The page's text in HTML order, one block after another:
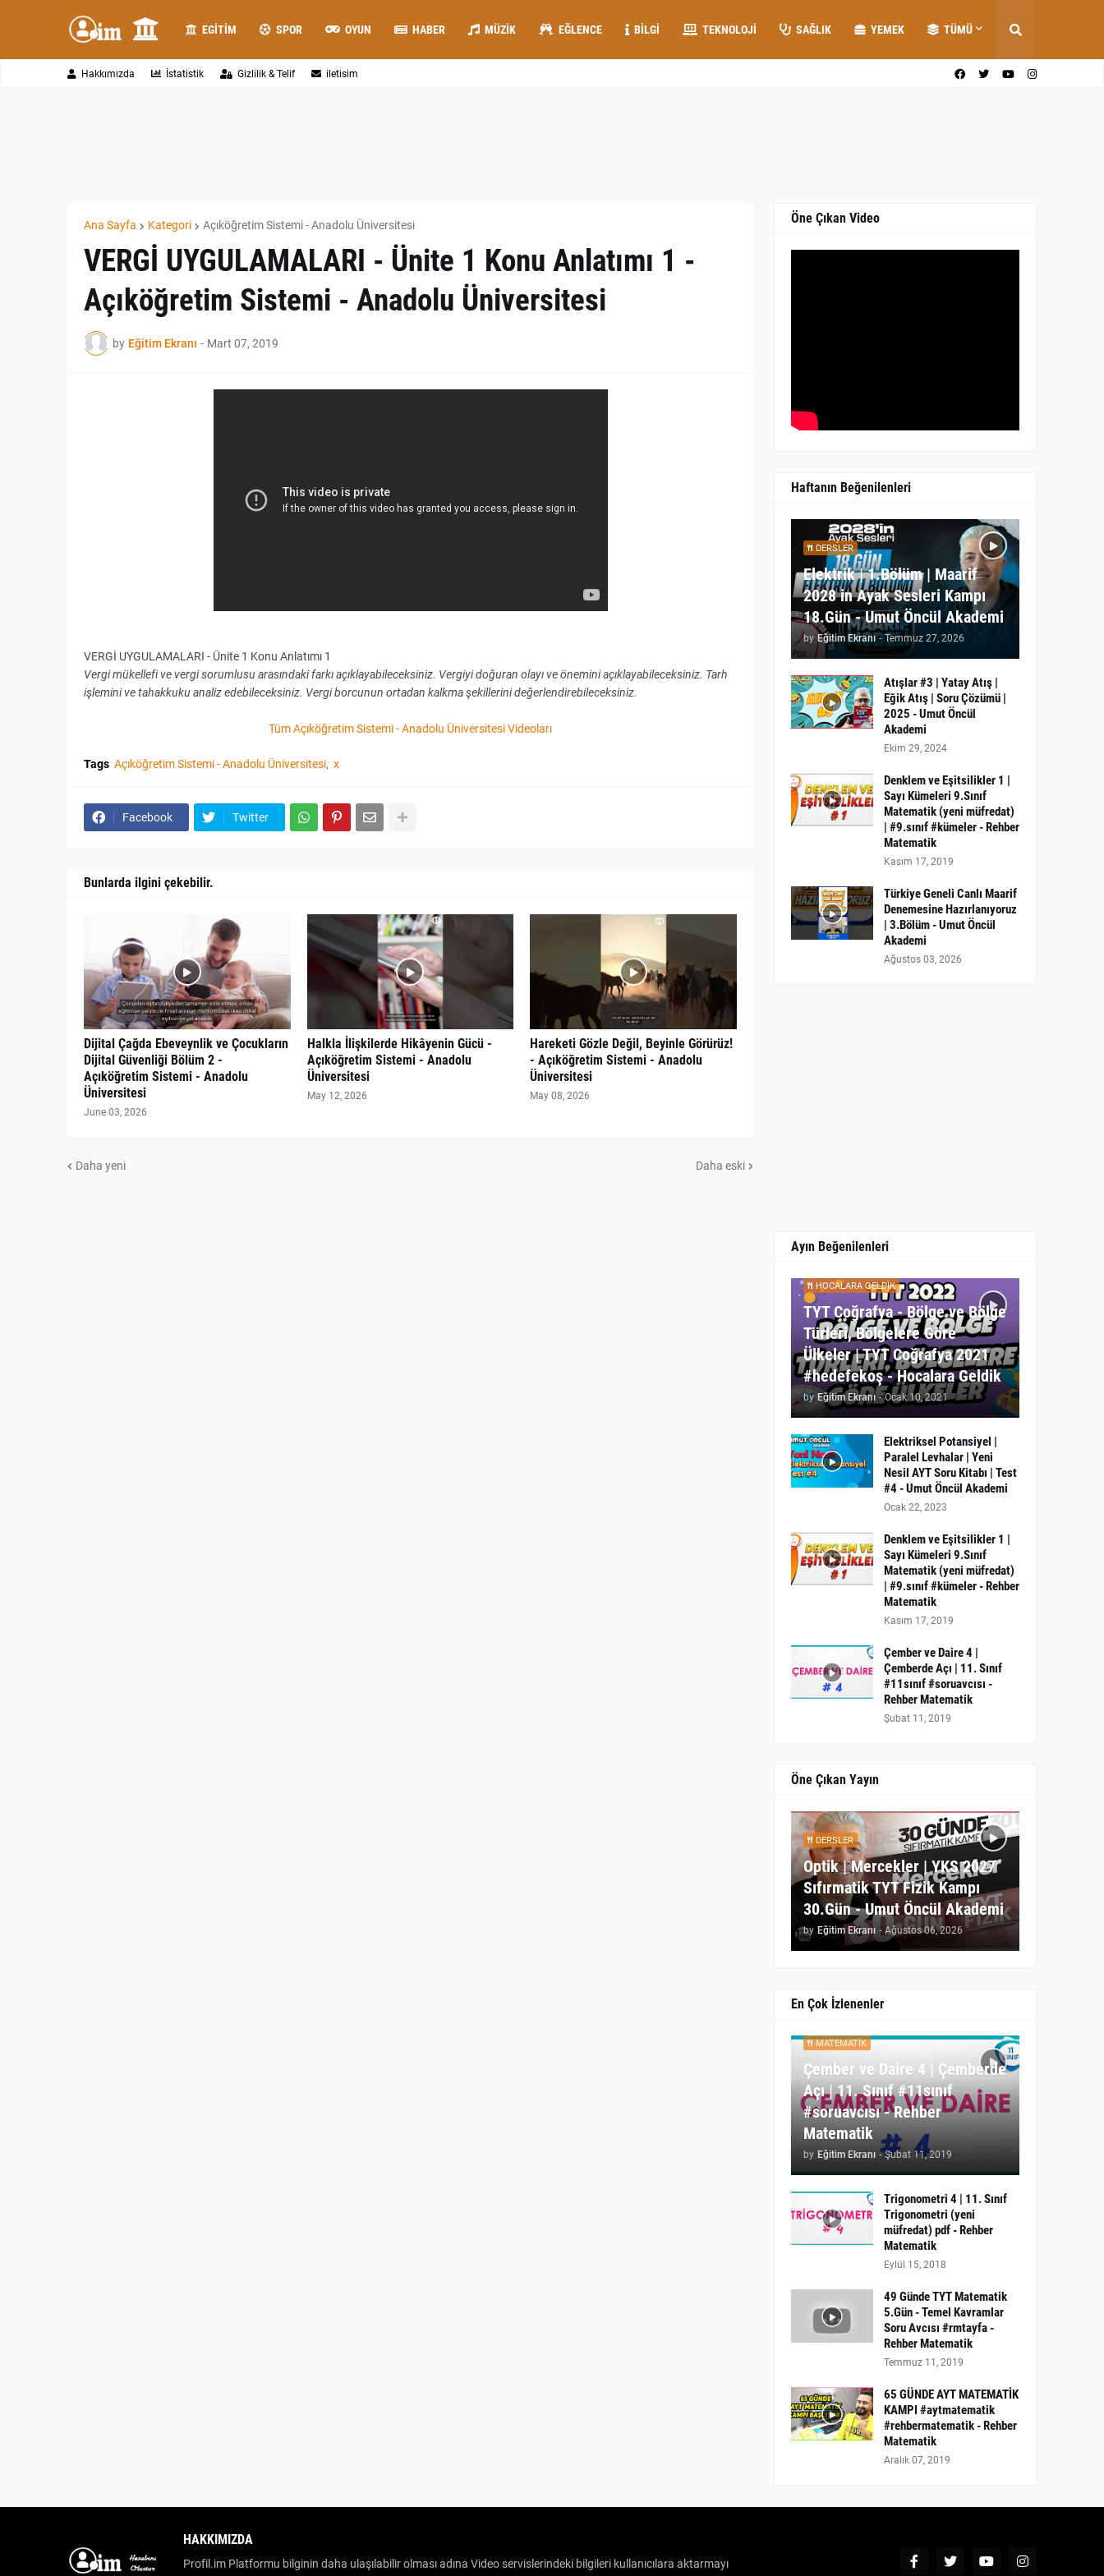
EGITIM SPOR OYUN HABER MÜZIK EĞLENCE BILGI TEKNOLOJI SAĞLIK YEMEK TÜMÜ
Hakkımızda İstatistik Gizlilik & Telif iletisim
Ana Sayfa Kategori Açıköğretim Sistemi - Anadolu Üniversitesi
VERGİ UYGULAMALARI - Ünite 1 Konu Anlatımı 1 -
Açıköğretim Sistemi - Anadolu Üniversitesi
by Eğitim Ekranı - Mart 07, 2019
VERGİ UYGULAMALARI - Ünite 1 Konu Anlatımı 1
Vergi mükellefi ve vergi sorumlusu arasındaki farkı açıklayabileceksiniz. Vergiyi doğuran olayı ve önemini açıklayabileceksiniz. Tarh
işlemini ve tahakkuku analiz edebileceksiniz. Vergi borcunun ortadan kalkma şekillerini değerlendirebileceksiniz.
Tüm Açıköğretim Sistemi - Anadolu Üniversitesi Videoları
Tags Açıköğretim Sistemi - Anadolu Üniversitesi x
Facebook Twitter
Bunlarda ilgini çekebilir.
Dijital Çağda Ebeveynlik ve Çocukların
Dijital Güvenliği Bölüm 2 -
Açıköğretim Sistemi - Anadolu
Üniversitesi
June 03, 2026
Halkla İlişkilerde Hikâyenin Gücü -
Açıköğretim Sistemi - Anadolu
Üniversitesi
May 12, 2026
Hareketi Gözle Değil, Beyinle Görürüz!
- Açıköğretim Sistemi - Anadolu
Üniversitesi
May 08, 2026
Daha yeni Daha eski
Öne Çıkan Video
Haftanın Beğenilenleri
DERSLER
Elektrik | 1.Bölüm | Maarif
2028 in Ayak Sesleri Kampı
18.Gün - Umut Öncül Akademi
by Eğitim Ekranı - Temmuz 27, 2026
Atışlar #3 | Yatay Atış |
Eğik Atış | Soru Çözümü |
2025 - Umut Öncül
Akademi
Ekim 29, 2024
Denklem ve Eşitsilikler 1 |
Sayı Kümeleri 9.Sınıf
Matematik (yeni müfredat)
| #9.sınıf #kümeler - Rehber
Matematik
Kasım 17, 2019
Türkiye Geneli Canlı Maarif
Denemesine Hazırlanıyoruz
| 3.Bölüm - Umut Öncül
Akademi
Ağustos 03, 2026
Ayın Beğenilenleri
HOCALARA GELDIK
TYT Coğrafya - Bölge ve Bölge
Türleri, Bölgelere Göre
Ülkeler | TYT Coğrafya 2021
#hedefekoş - Hocalara Geldik
by Eğitim Ekranı - Ocak 10, 2021
Elektriksel Potansiyel |
Paralel Levhalar | Yeni
Nesil AYT Soru Kitabı | Test
#4 - Umut Öncül Akademi
Ocak 22, 2023
Denklem ve Eşitsilikler 1 |
Sayı Kümeleri 9.Sınıf
Matematik (yeni müfredat)
| #9.sınıf #kümeler - Rehber
Matematik
Kasım 17, 2019
Çember ve Daire 4 |
Çemberde Açı | 11. Sınıf
#11sınıf #soruavcısı -
Rehber Matematik
Şubat 11, 2019
Öne Çıkan Yayın
DERSLER
Optik | Mercekler | YKS 2027
Sıfırmatik TYT Fizik Kampı
30.Gün - Umut Öncül Akademi
by Eğitim Ekranı - Ağustos 06, 2026
En Çok İzlenenler
MATEMATIK
Çember ve Daire 4 | Çemberde
Açı | 11. Sınıf #11sınıf
#soruavcısı - Rehber
Matematik
by Eğitim Ekranı - Şubat 11, 2019
Trigonometri 4 | 11. Sınıf
Trigonometri (yeni
müfredat) pdf - Rehber
Matematik
Eylül 15, 2018
49 Günde TYT Matematik
5.Gün - Temel Kavramlar
Soru Avcısı #rmtayfa -
Rehber Matematik
Temmuz 11, 2019
65 GÜNDE AYT MATEMATİK
KAMPI #aytmatematik
#rehbermatematik - Rehber
Matematik
Aralık 07, 2019
HAKKIMIZDA
Profil.im Platformu bilginin daha ulaşılabilir olması adına Video servislerindeki bilgileri kullanıcılara aktarmayı